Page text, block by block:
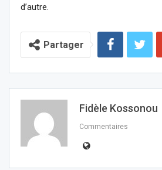
d’autre.
Partager
Fidèle Kossonou
Commentaires